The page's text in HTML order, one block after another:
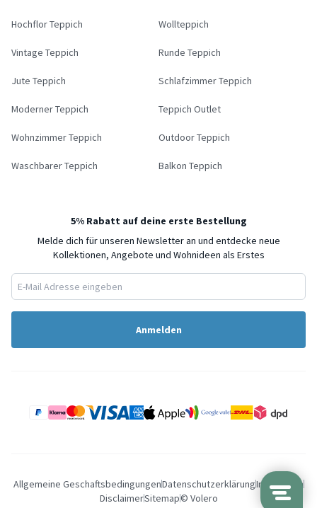
Hochflor Teppich Wollteppich
Vintage Teppich Runde Teppich
Jute Teppich Schlafzimmer Teppich
Moderner Teppich Teppich Outlet
Wohnzimmer Teppich Outdoor Teppich
Waschbarer Teppich Balkon Teppich
5% Rabatt auf deine erste Bestellung
Melde dich für unseren Newsletter an und entdecke neue
Kollektionen, Angebote und Wohnideen als Erstes
Anmelden
Allgemeine GeschaftsbedingungenDatenschutzerklärungImpressum
DisclaimerSitemap© Volero